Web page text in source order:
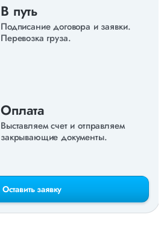
В путь
Подписание договора и заявки.
Перевозка груза.
Оплата
Выставляем счет и отправляем
закрывающие документы.
Оставить заявку